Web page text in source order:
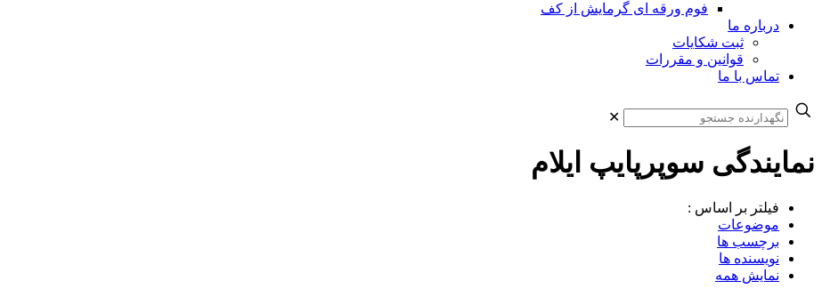
فوم ورقه ای گرمایش از کف
درباره ما
ثبت شکایات
قوانین و مقررات
تماس با ما
✕
نمایندگی سوپرپایپ ایلام
فیلتر بر اساس :
موضوعات
برچسب ها
نویسنده ها
نمایش همه